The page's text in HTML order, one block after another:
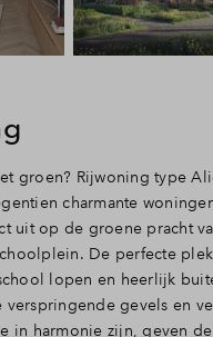
groen? Rijwoning type
charmante
uit op de groene pracht
De perfecte
lopen en heerlijk
verspringende gevels en
in harmonie zijn, geven